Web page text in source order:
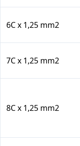
6C x 1,25 mm2
7C x 1,25 mm2
8C x 1,25 mm2